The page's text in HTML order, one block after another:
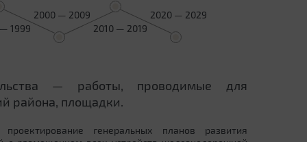
1999
2000 — 2009
2010 — 2019
2020 — 2029
— работы, проводимые для
района, площадки.
генеральных планов развития